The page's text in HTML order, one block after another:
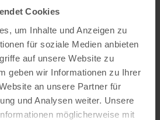
Cookies
um Inhalte und Anzeigen zu
für soziale Medien anbieten
auf unsere Website zu
geben wir Informationen zu Ihrer
an unsere Partner für
und Analysen weiter. Unsere
möglicherweise mit
PLAN THE ROUTE